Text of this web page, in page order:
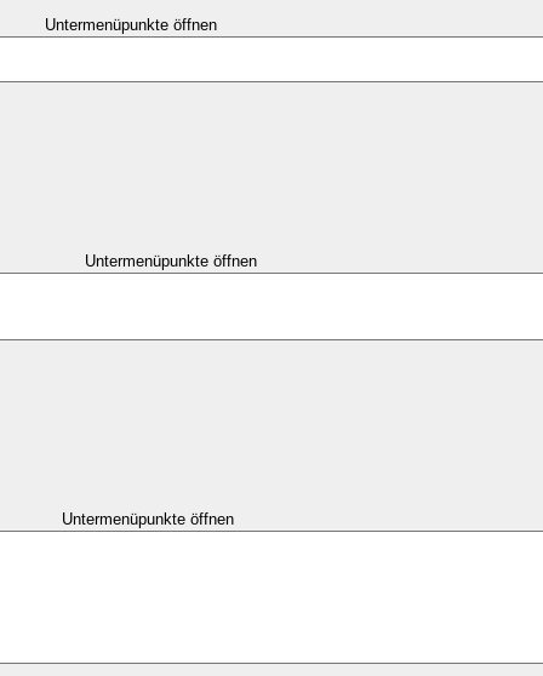
Untermenüpunkte öffnen
Untermenüpunkte öffnen
Untermenüpunkte öffnen